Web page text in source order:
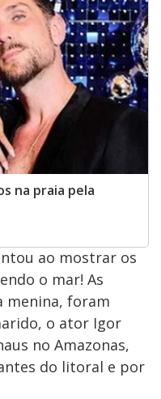
na praia pela
ao mostrar os
o mar! As
menina, foram
o ator Igor
no Amazonas,
do litoral e por